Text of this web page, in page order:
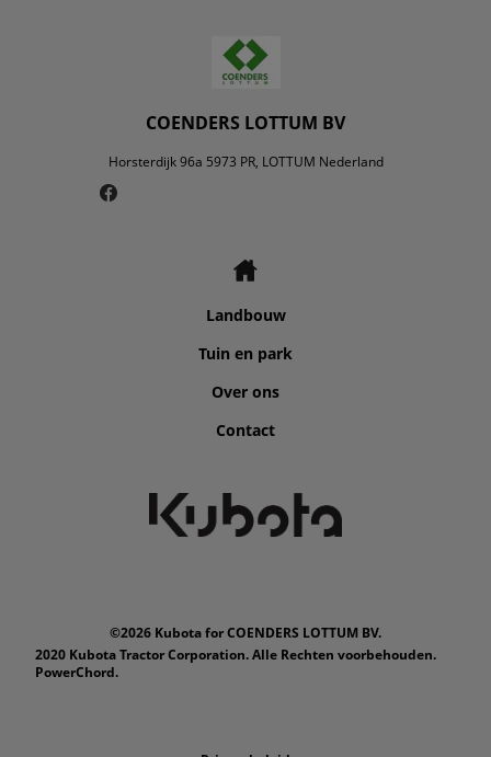
COENDERS LOTTUM BV
Horsterdijk 96a 5973 PR, LOTTUM Nederland
Landbouw
Tuin en park
Over ons
Contact
©2026 Kubota for COENDERS LOTTUM BV.
2020 Kubota Tractor Corporation. Alle Rechten voorbehouden.
PowerChord.